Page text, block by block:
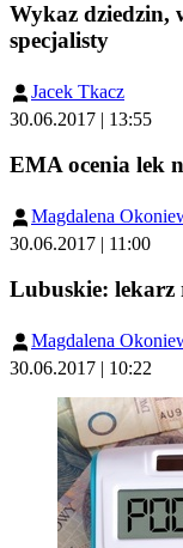
Wykaz dziedzin,
specjalisty
Jacek Tkacz
30.06.2017 | 13:55
EMA ocenia lek
Magdalena
30.06.2017 | 11:00
Lubuskie: lekarz
Magdalena
30.06.2017 | 10:22